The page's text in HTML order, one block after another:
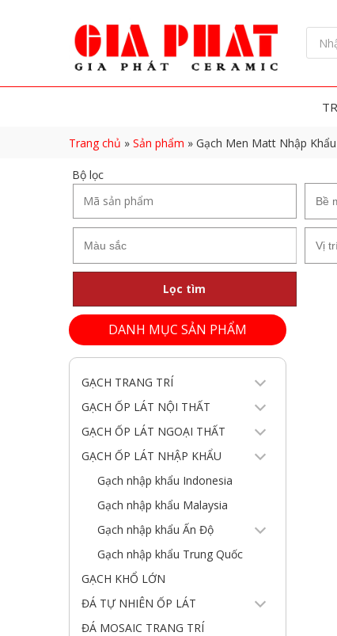
Trang chủ » Sản phẩm » Gạch Men Matt Nhập
Bộ lọc
Lọc tìm
DANH MỤC SẢN PHẨM
GẠCH TRANG TRÍ
GẠCH ỐP LÁT NỘI THẤT
GẠCH ỐP LÁT NGOẠI THẤT
GẠCH ỐP LÁT NHẬP KHẨU
Gạch nhập khẩu Indonesia
Gạch nhập khẩu Malaysia
Gạch nhập khẩu Ấn Độ
Gạch nhập khẩu Trung Quốc
GẠCH KHỔ LỚN
ĐÁ TỰ NHIÊN ỐP LÁT
ĐÁ MOSAIC TRANG TRÍ